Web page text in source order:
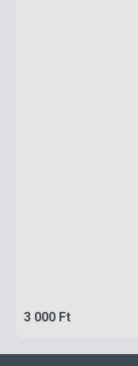
3 000 Ft